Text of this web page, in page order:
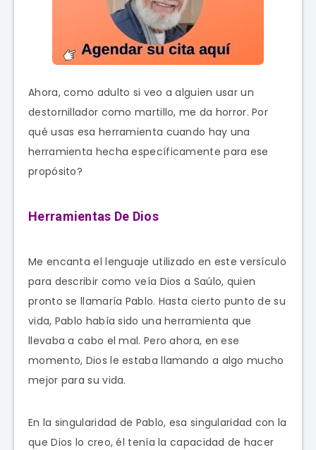
Ahora, como adulto si veo a alguien usar un
destornillador como martillo, me da horror. Por
qué usas esa herramienta cuando hay una
herramienta hecha específicamente para ese
propósito?
Herramientas De Dios
Me encanta el lenguaje utilizado en este versículo
para describir como veía Dios a Saúlo, quien
pronto se llamaría Pablo. Hasta cierto punto de su
vida, Pablo había sido una herramienta que
llevaba a cabo el mal. Pero ahora, en ese
momento, Dios le estaba llamando a algo mucho
mejor para su vida.
En la singularidad de Pablo, esa singularidad con la
que Dios lo creo, él tenía la capacidad de hacer